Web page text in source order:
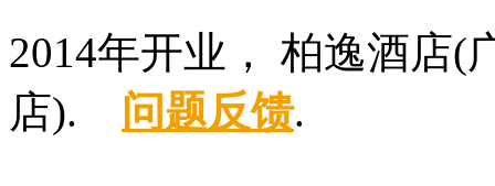
2014年开业， 柏逸酒店(
店). 问题反馈.